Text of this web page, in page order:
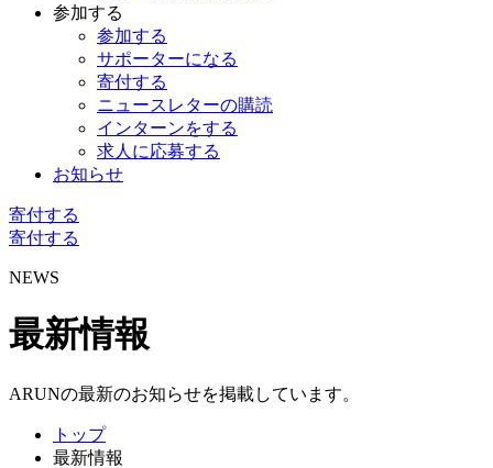
参加する
参加する
サポーターになる
寄付する
ニュースレターの購読
インターンをする
求人に応募する
お知らせ
寄付する
寄付する
NEWS
最新情報
ARUNの最新のお知らせを掲載しています。
トップ
最新情報